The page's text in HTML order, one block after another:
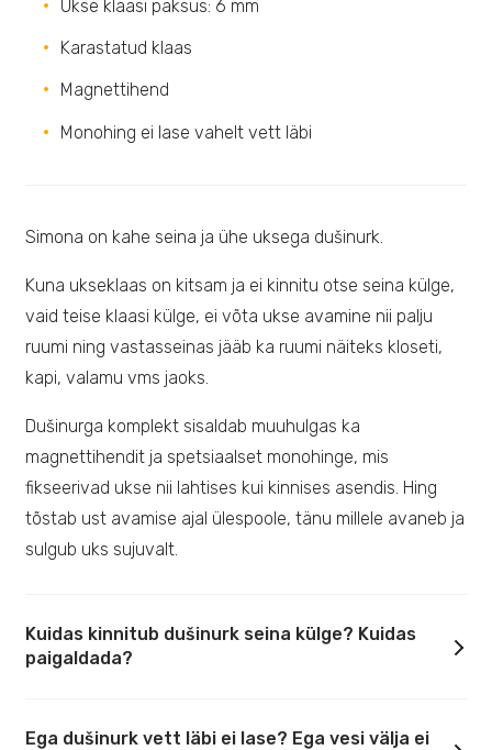
Ukse klaasi paksus: 6 mm
Karastatud klaas
Magnettihend
Monohing ei lase vahelt vett läbi
Simona on kahe seina ja ühe uksega dušinurk.
Kuna ukseklaas on kitsam ja ei kinnitu otse seina külge,
vaid teise klaasi külge, ei võta ukse avamine nii palju
ruumi ning vastasseinas jääb ka ruumi näiteks kloseti,
kapi, valamu vms jaoks.
Dušinurga komplekt sisaldab muuhulgas ka
magnettihendit ja spetsiaalset monohinge, mis
fikseerivad ukse nii lahtises kui kinnises asendis. Hing
tõstab ust avamise ajal ülespoole, tänu millele avaneb ja
sulgub uks sujuvalt.
Kuidas kinnitub dušinurk seina külge? Kuidas
paigaldada?
Ega dušinurk vett läbi ei lase? Ega vesi välja ei